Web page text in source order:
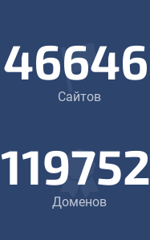
46646
Сайтов
119752
Доменов